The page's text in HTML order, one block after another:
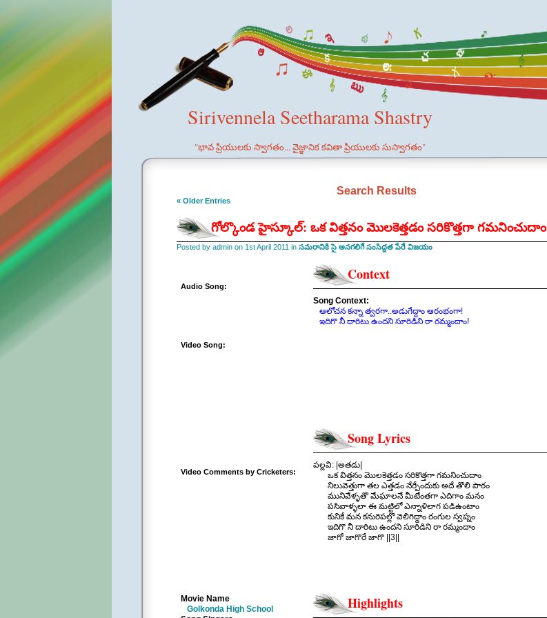
Sirivennela Seetharama Shastry
"భావ ప్రియులకు స్వాగతం... వైజ్ఞానిక కవితా ప్రియులకు సుస్వాగతం"
Search Results
« Older Entries
గోల్కొండ హైస్కూల్: ఒక విత్తనం మొలకెత్తడం సరికొత్తగా గమనించుదాం
Posted by admin on 1st April 2011 in సమరానికి సై అనగలిగే సంసిద్దత పేరే విజయం
Audio Song:
Video Song:
Video Comments by Cricketers:
Movie Name
Golkonda High School
Context
Song Context:
ఆలోచన కన్నా త్వరగా..అడుగేద్దాం ఆరంభంగా!
ఇదిగొ నీ దారిటు ఉందని సూరిడిని రా రమ్మందాం!
Song Lyrics
పల్లవి: |అతడు|
ఒక విత్తనం మొలకెత్తడం సరికొత్తగా గమనించుదాం
నిలువెత్తుగా తల ఎత్తడం నేర్పేందుకు అదే తొలి పాఠం
మునివేళ్ళతొ మేఘాలనే మీటేంతగా ఎదిగాం మనం
పసివాళ్ళలా ఈ మట్టిలో ఎన్నాళిలాగ పడిఉంటాం
కునికే మన కనురెపల్లొ వెలిగిద్దాం రంగుల స్వప్నం
ఇదిగొ నీ దారిటు ఉందని సూరిడిని రా రమ్మందాం
జాగో జాగొరే జాగొ ||3||
ఇంతింతై ఎదిగి అంతగా అంతెరుగని సంద్రమైందిగా
సందేహిస్తుంటే అతిగా.. సంకల్పం నెరవేరదుగా
Highlights